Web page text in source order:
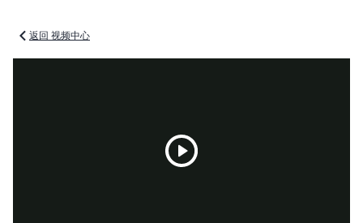
返回 视频中心